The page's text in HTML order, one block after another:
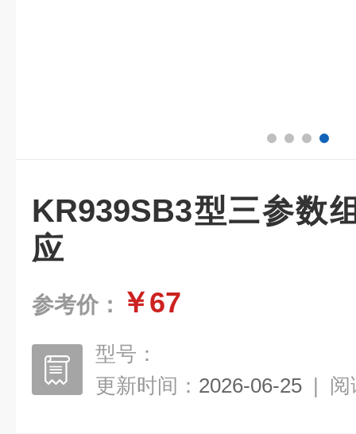
KR939SB3型三参数
应
参考价： ￥67
型号：
更新时间： 2026-06-25 | 阅